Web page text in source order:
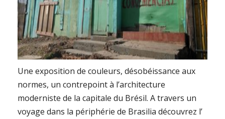
Une exposition de couleurs, désobéissance aux
normes, un contrepoint à l’architecture
moderniste de la capitale du Brésil. A travers un
voyage dans la périphérie de Brasilia découvrez l’